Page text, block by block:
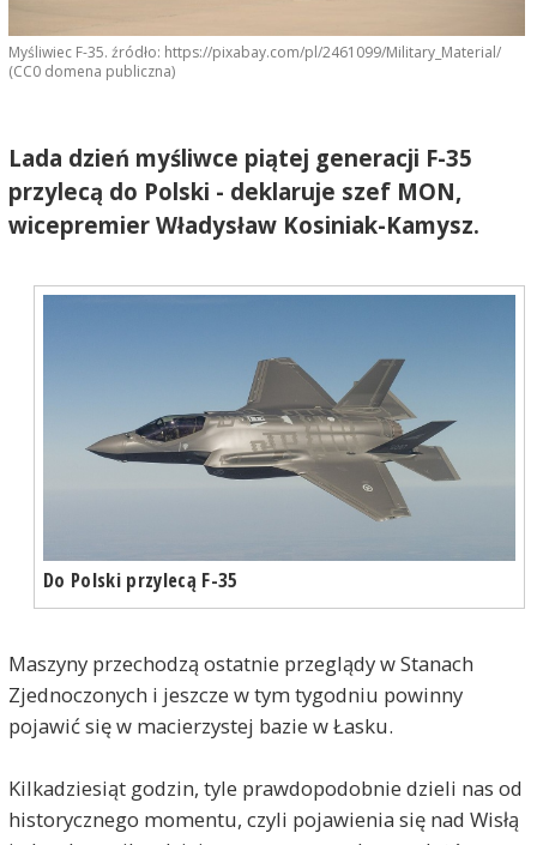
Myśliwiec F-35. źródło: https://pixabay.com/pl/2461099/Military_Material/
(CC0 domena publiczna)
Lada dzień myśliwce piątej generacji F-35
przylecą do Polski - deklaruje szef MON,
wicepremier Władysław Kosiniak-Kamysz.
Do Polski przylecą F-35
Maszyny przechodzą ostatnie przeglądy w Stanach
Zjednoczonych i jeszcze w tym tygodniu powinny
pojawić się w macierzystej bazie w Łasku.
Kilkadziesiąt godzin, tyle prawdopodobnie dzieli nas od
historycznego momentu, czyli pojawienia się nad Wisłą